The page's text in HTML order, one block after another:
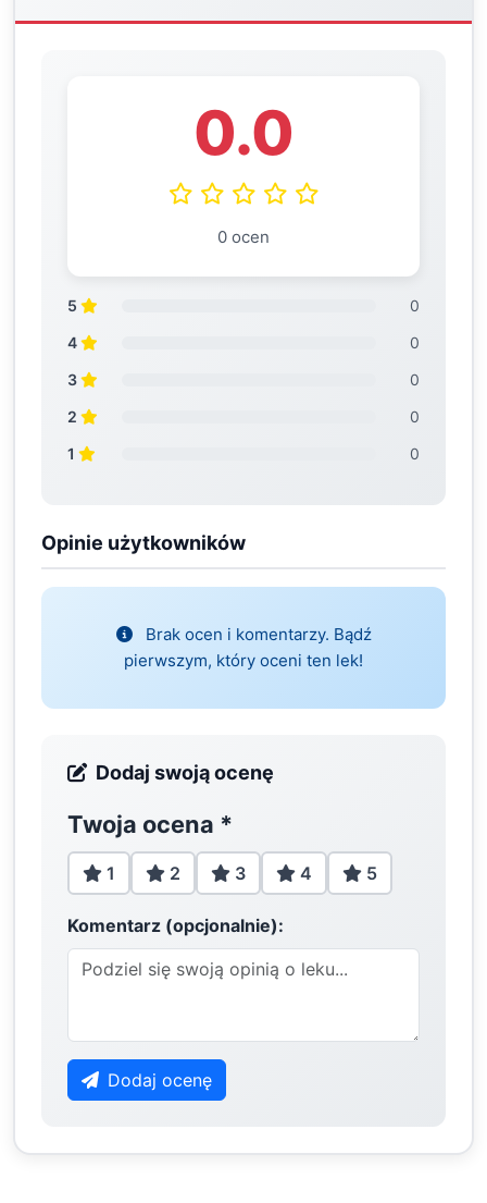
0.0
0 ocen
5
0
4
0
3
0
2
0
1
0
Opinie użytkowników
Brak ocen i komentarzy. Bądź
pierwszym, który oceni ten lek!
Dodaj swoją ocenę
Twoja ocena *
1 2 3 4 5
Komentarz (opcjonalnie):
Dodaj ocenę